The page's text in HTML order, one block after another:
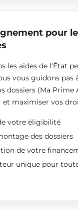
pour
les aides de l'État
vous guidons pas
dossiers (Ma Prime
et maximiser vos
votre éligibilité
des dossiers
de votre
unique pour